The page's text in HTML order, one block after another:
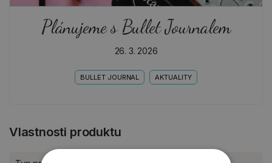
Plánujeme s Bullet Journalem
26. 3. 2026
BULLET JOURNAL AKTUALITY
Vlastnosti produktu